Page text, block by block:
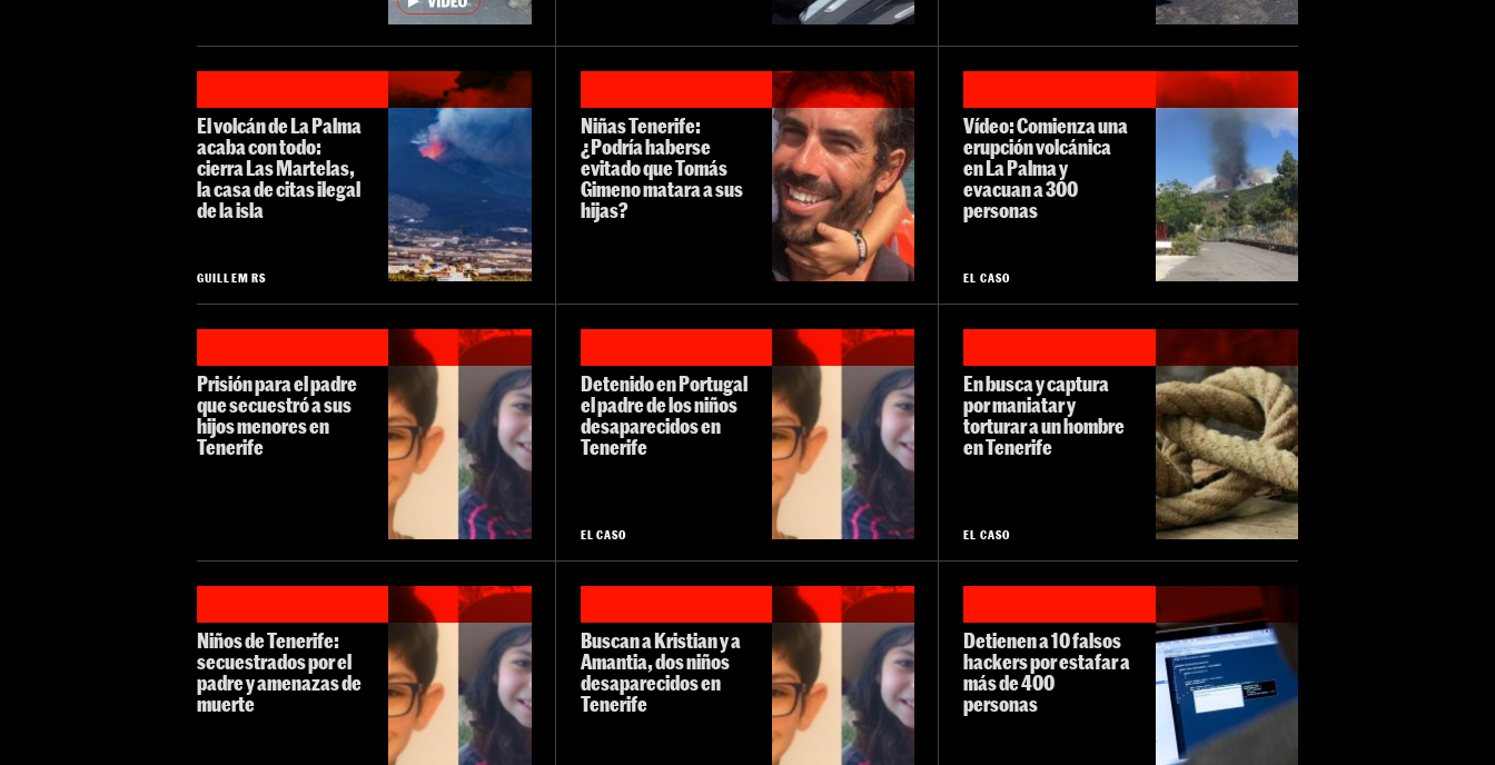
El volcán de La Palma
acaba con todo:
cierra Las Martelas,
la casa de citas ilegal
de la isla
GUILLEM RS
Niñas Tenerife:
¿Podría haberse
evitado que Tomás
Gimeno matara a sus
hijas?
Vídeo: Comienza una
erupción volcánica
en La Palma y
evacuan a 300
personas
EL CASO
Prisión para el padre
que secuestró a sus
hijos menores en
Tenerife
Detenido en Portugal
el padre de los niños
desaparecidos en
Tenerife
EL CASO
En busca y captura
por maniatar y
torturar a un hombre
en Tenerife
EL CASO
Niños de Tenerife:
secuestrados por el
padre y amenazas de
muerte
Buscan a Kristian y a
Amantia, dos niños
desaparecidos en
Tenerife
Detienen a 10 falsos
hackers por estafar a
más de 400
personas